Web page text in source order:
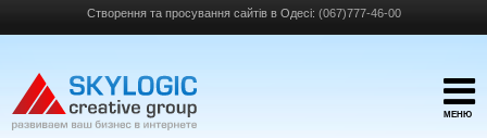
Створення та просування сайтів в Одесі: (067)777-46-00
МЕНЮ